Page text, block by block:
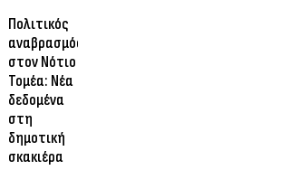
Πολιτικός
αναβρασμός
στον Νότιο
Τομέα: Νέα
δεδομένα
στη
δημοτική
σκακιέρα